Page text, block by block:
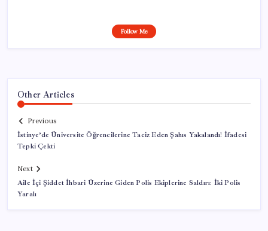
Follow Me
Other Articles
Previous
İstinye’de Üniversite Öğrencilerine Taciz Eden Şahıs Yakalandı! İfadesi
Tepki Çekti
Next
Aile İçi Şiddet İhbari Üzerine Giden Polis Ekiplerine Saldırı: İki Polis
Yaralı